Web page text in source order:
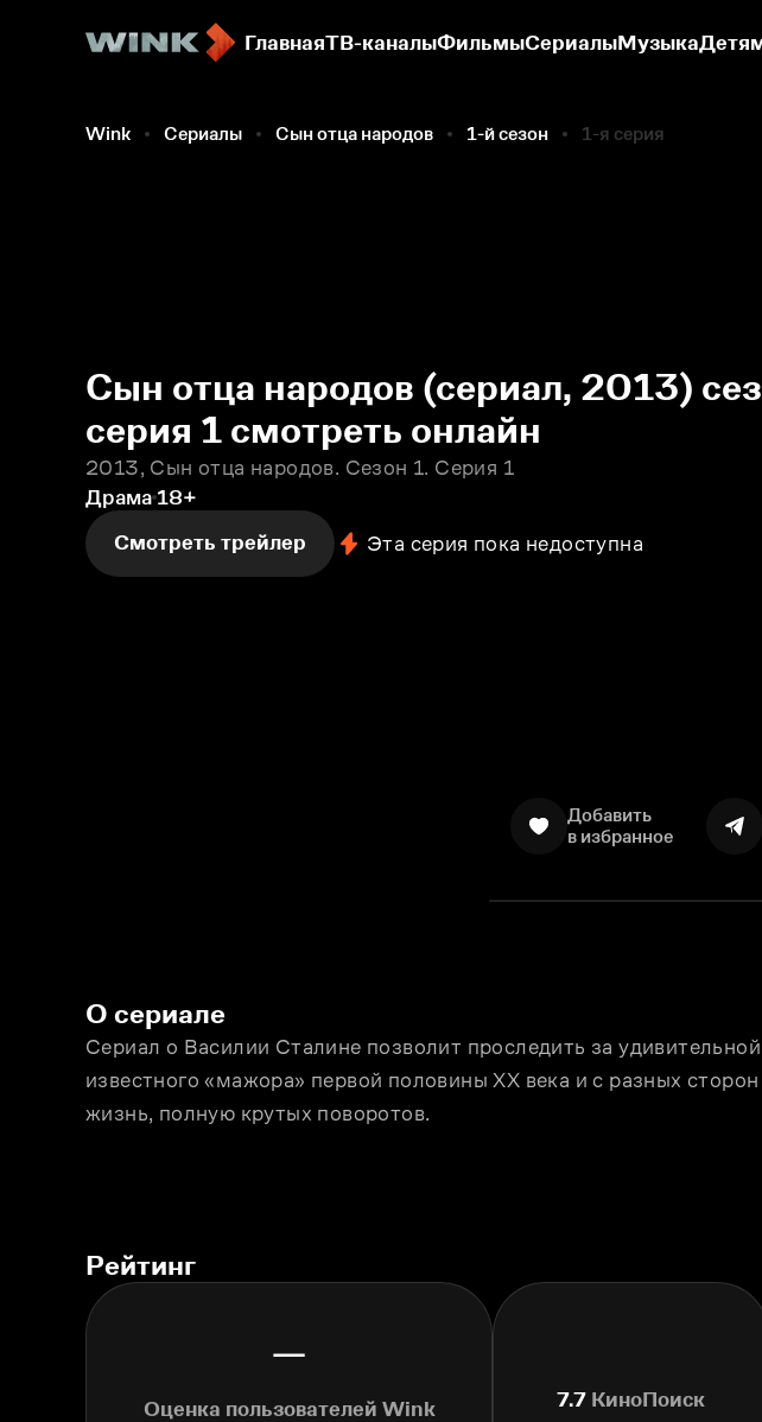
ГлавнаяТВ-каналыФильмыСериалыМузыка
Wink Сериалы Сын отца народов 1-й сезон 1-я серия
Сын отца народов (сериал, 2013)
серия 1 смотреть онлайн
2013, Сын отца народов. Сезон 1. Серия 1
Драма 18+
Смотреть трейлер
Эта серия пока недоступна
Добавить
в избранное
О сериале
Сериал о Василии Сталине позволит проследить за
известного «мажора» первой половины XX века и с разных
жизнь, полную крутых поворотов.
Рейтинг
—
Оценка пользователей Wink
7.7 КиноПоиск